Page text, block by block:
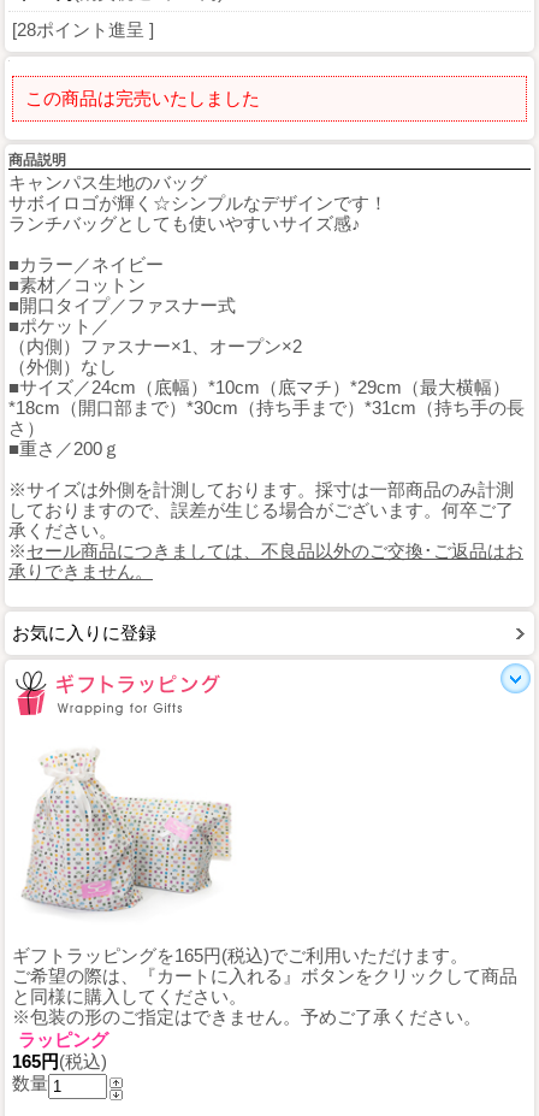
[28ポイント進呈 ]
この商品は完売いたしました
商品説明
キャンパス生地のバッグ
サボイロゴが輝く☆シンプルなデザインです！
ランチバッグとしても使いやすいサイズ感♪
■カラー／ネイビー
■素材／コットン
■開口タイプ／ファスナー式
■ポケット／
（内側）ファスナー×1、オープン×2
（外側）なし
■サイズ／24cm（底幅）*10cm（底マチ）*29cm（最大横幅）
*18cm（開口部まで）*30cm（持ち手まで）*31cm（持ち手の長
さ）
■重さ／200ｇ
※サイズは外側を計測しております。採寸は一部商品のみ計測
しておりますので、誤差が生じる場合がございます。何卒ご了
承ください。
※セール商品につきましては、不良品以外のご交換･ご返品はお
承りできません。
お気に入りに登録
ギフトラッピングを165円(税込)でご利用いただけます。
ご希望の際は、『カートに入れる』ボタンをクリックして商品
と同様に購入してください。
※包装の形のご指定はできません。予めご了承ください。
ラッピング
165円(税込)
数量